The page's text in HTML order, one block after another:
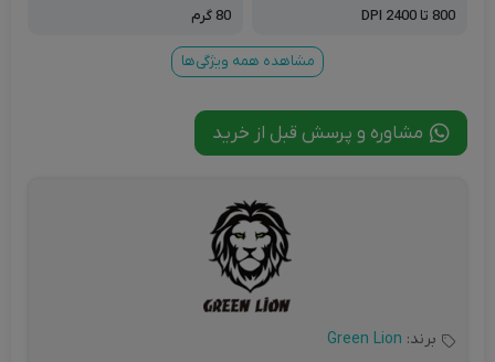
800 تا 2400 DPI
80 گرم
مشاهده همه ویژگی‌ها
مشاوره و پرسش قبل از خرید
برند: Green Lion